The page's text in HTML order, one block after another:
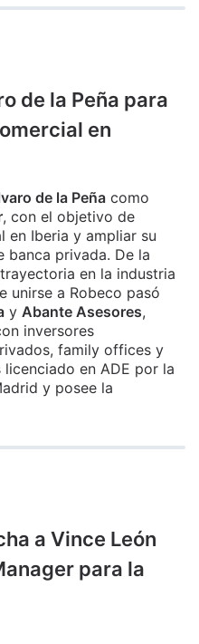
de la Peña para
en
de la Peña como
, con el objetivo de
en Iberia y ampliar su
banca privada. De la
en la industria
unirse a Robeco pasó
y Abante Asesores,
inversores
family offices y
en ADE por la
y posee la
a Vince León
para la